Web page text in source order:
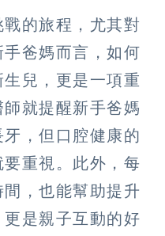
的旅程，尤其對
爸媽而言，如何
兒，更是一項重
就提醒新手爸媽
，但口腔健康的
重視。此外，每
，也能幫助提升
是親子互動的好